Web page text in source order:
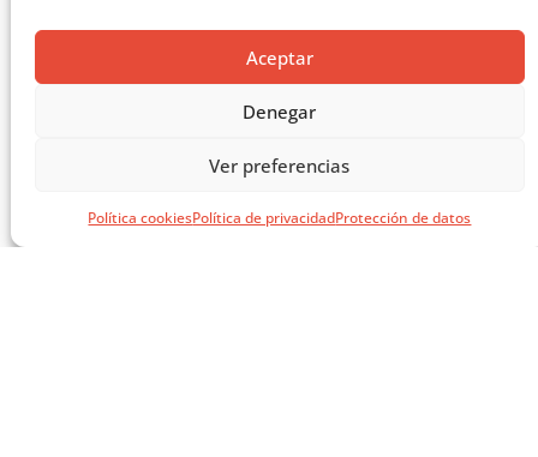
Aceptar
Denegar
Ver preferencias
Política cookiesPolítica de privacidadProtección de datos